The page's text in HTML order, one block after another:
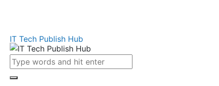
IT Tech Publish Hub